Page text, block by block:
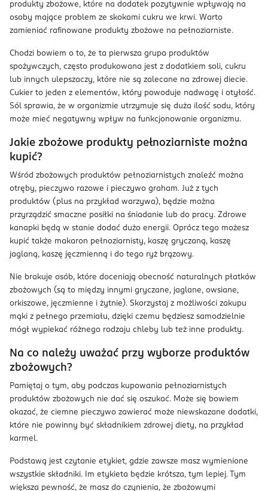
produkty zbożowe, które na dodatek pozytywnie wpływają na
osoby mające problem ze skokami cukru we krwi. Warto
zamieniać rafinowane produkty zbożowe na pełnoziarniste.
Chodzi bowiem o to, że ta pierwsza grupa produktów
spożywczych, często produkowana jest z dodatkiem soli, cukru
lub innych ulepszaczy, które nie są zalecane na zdrowej diecie.
Cukier to jeden z elementów, który powoduje nadwagę i otyłość.
Sól sprawia, że w organizmie utrzymuje się duża ilość sodu, który
może mieć negatywny wpływ na funkcjonowanie organizmu.
Jakie zbożowe produkty pełnoziarniste można
kupić?
Wśród zbożowych produktów pełnoziarnistych znaleźć można
otręby, pieczywo razowe i pieczywo graham. Już z tych
produktów (plus na przykład warzywa), będzie można
przyrządzić smaczne posiłki na śniadanie lub do pracy. Zdrowe
kanapki będą w stanie dodać dużo energii. Oprócz tego możesz
kupić także makaron pełnoziarnisty, kaszę gryczaną, kaszę
jaglaną, kaszę jęczmienną i do tego ryż brązowy.
Nie brakuje osób, które doceniają obecność naturalnych płatków
zbożowych (są to między innymi gryczane, jaglane, owsiane,
orkiszowe, jęczmienne i żytnie). Skorzystaj z możliwości zakupu
mąki z pełnego przemiału, dzięki czemu będziesz samodzielnie
mógł wypiekać różnego rodzaju chleby lub też inne produkty.
Na co należy uważać przy wyborze produktów
zbożowych?
Pamiętaj o tym, aby podczas kupowania pełnoziarnistych
produktów zbożowych nie dać się oszukać. Może się bowiem
okazać, że ciemne pieczywo zawierać może niewskazane dodatki,
które nie powinny być składnikiem zdrowej diety, na przykład
karmel.
Podstawą jest czytanie etykiet, gdzie zawsze masz wymienione
wszystkie składniki. Im etykieta będzie krótsza, tym lepiej. Tym
większa pewność, że masz do czynienia, że zbożowymi